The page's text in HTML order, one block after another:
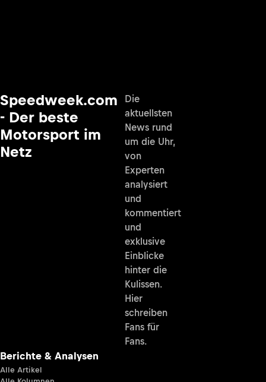
Speedweek.com
- Der beste
Motorsport im
Netz
Die
aktuellsten
News rund
um die Uhr,
von
Experten
analysiert
und
kommentiert
und
exklusive
Einblicke
hinter die
Kulissen.
Hier
schreiben
Fans für
Fans.
Berichte & Analysen
Alle Artikel